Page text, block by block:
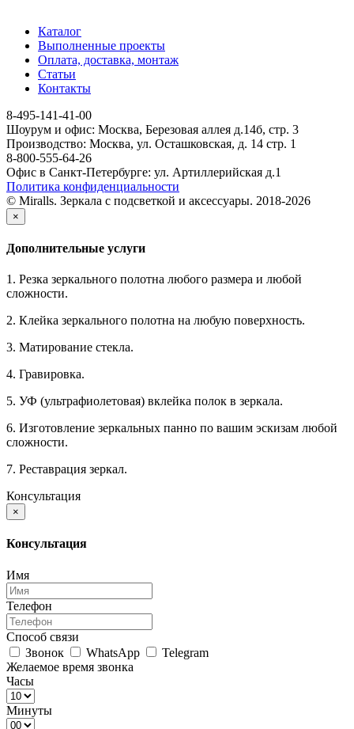
Каталог
Выполненные проекты
Оплата, доставка, монтаж
Статьи
Контакты
8-495-141-41-00
Шоурум и офис: Москва, Березовая аллея д.14б, стр. 3
Производство: Москва, ул. Осташковская, д. 14 стр. 1
8-800-555-64-26
Офис в Санкт-Петербурге: ул. Артиллерийская д.1
Политика конфиденциальности
© Miralls. Зеркала с подсветкой и аксессуары. 2018-2026
×
Дополнительные услуги
1. Резка зеркального полотна любого размера и любой
сложности.
2. Клейка зеркального полотна на любую поверхность.
3. Матирование стекла.
4. Гравировка.
5. УФ (ультрафиолетовая) вклейка полок в зеркала.
6. Изготовление зеркальных панно по вашим эскизам любой
сложности.
7. Реставрация зеркал.
Консультация
×
Консультация
Имя
Телефон
Способ связи
Звонок
WhatsApp
Telegram
Желаемое время звонка
Часы
Минуты